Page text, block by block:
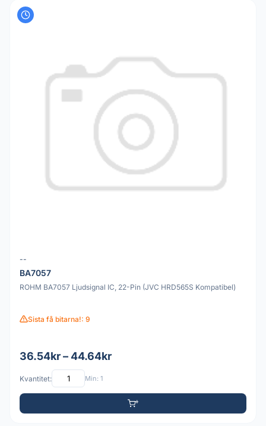
--
BA7057
ROHM BA7057 Ljudsignal IC, 22-Pin (JVC HRD565S Kompatibel)
Sista få bitarna!: 9
36.54kr – 44.64kr
Kvantitet: Min: 1